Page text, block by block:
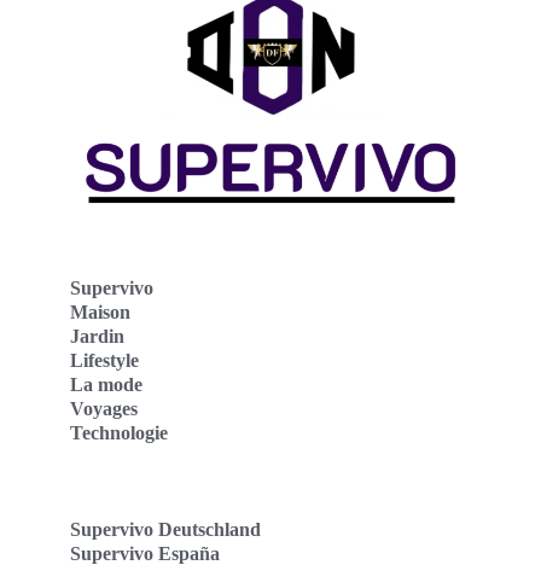
Supervivo
Maison
Jardin
Lifestyle
La mode
Voyages
Technologie
Supervivo Deutschland
Supervivo España